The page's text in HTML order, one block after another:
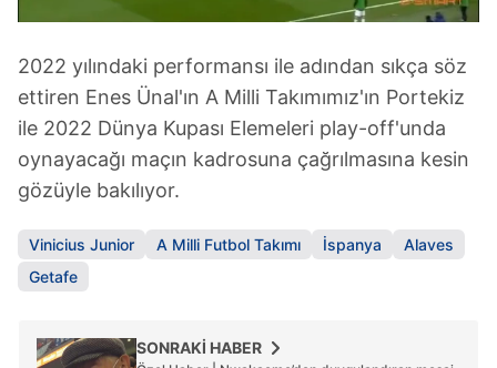
6698 sayılı Kişisel Verilerin Korunması Kanunu uyarınca
hazırlanmış Aydınlatma Metnimizi okumak ve sitemizde
ilgili mevzuata uygun olarak kullanılan çerezlerle ilgili bilgi
almak için lütfentıklayınız.
2022 yılındaki performansı ile adından sıkça söz
ettiren Enes Ünal'ın A Milli Takımımız'ın Portekiz
ile 2022 Dünya Kupası Elemeleri play-off'unda
oynayacağı maçın kadrosuna çağrılmasına kesin
gözüyle bakılıyor.
Vinicius Junior A Milli Futbol Takımı İspanya
Alaves
Getafe
SONRAKİ HABER